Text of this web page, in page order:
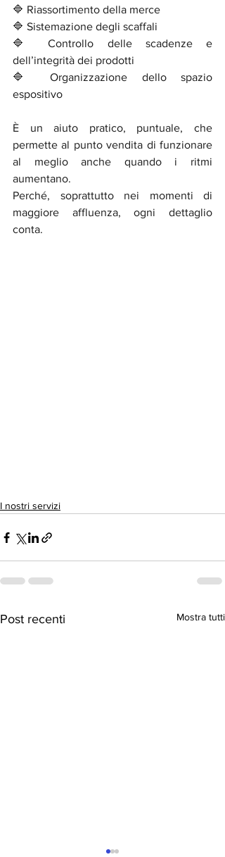
🔷 Riassortimento della merce
🔷 Sistemazione degli scaffali
🔷 Controllo delle scadenze e
dell’integrità dei prodotti
🔷 Organizzazione dello spazio
espositivo
È un aiuto pratico, puntuale, che
permette al punto vendita di funzionare
al meglio anche quando i ritmi
aumentano.
Perché, soprattutto nei momenti di
maggiore affluenza, ogni dettaglio
conta.
I nostri servizi
Post recenti Mostra tutti